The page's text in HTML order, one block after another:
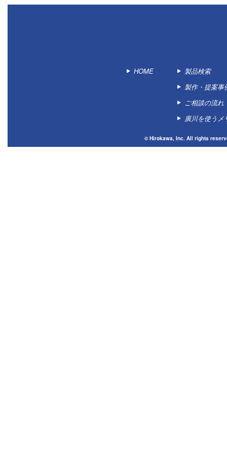
HOME
製品検索
製作・提案事
ご相談の流れ
廣川を使うメ
© Hirokawa, Inc. All rights